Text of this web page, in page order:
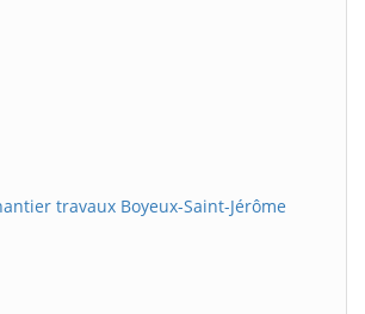
travaux Boyeux-Saint-Jérôme